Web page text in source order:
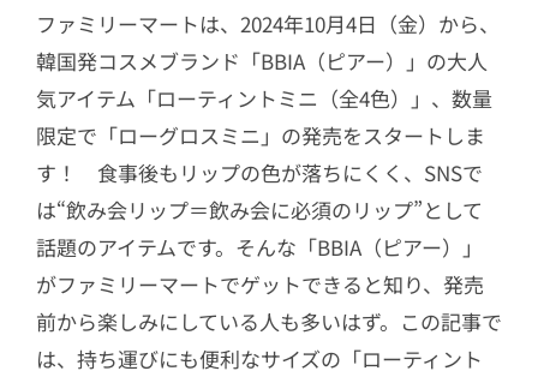
ファミリーマートは、2024年10月4日（金）から、
韓国発コスメブランド「BBIA（ピアー）」の大人
気アイテム「ローティントミニ（全4色）」、数量
限定で「ローグロスミニ」の発売をスタートしま
す！ 食事後もリップの色が落ちにくく、SNSで
は“飲み会リップ＝飲み会に必須のリップ”として
話題のアイテムです。そんな「BBIA（ピアー）」
がファミリーマートでゲットできると知り、発売
前から楽しみにしている人も多いはず。この記事で
は、持ち運びにも便利なサイズの「ローティント